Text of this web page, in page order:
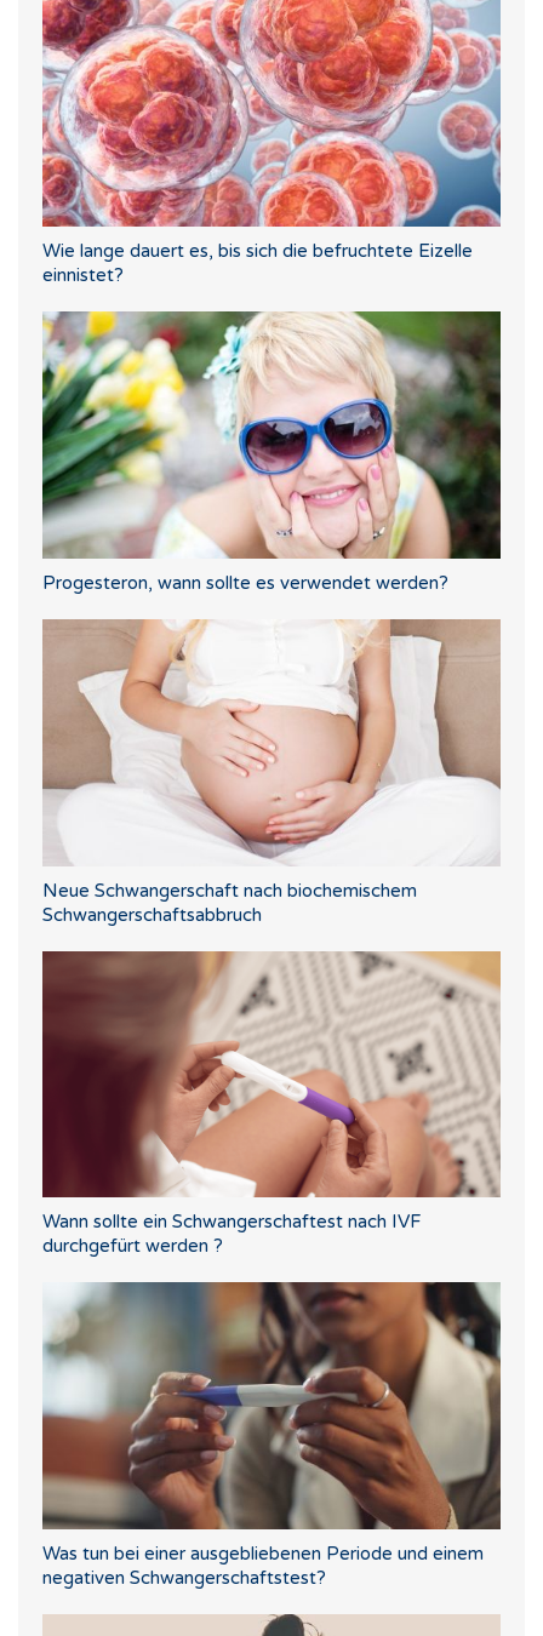
Wie lange dauert es, bis sich die befruchtete Eizelle
einnistet?
Progesteron, wann sollte es verwendet werden?
Neue Schwangerschaft nach biochemischem
Schwangerschaftsabbruch
Wann sollte ein Schwangerschaftest nach IVF
durchgefürt werden ?
Was tun bei einer ausgebliebenen Periode und einem
negativen Schwangerschaftstest?